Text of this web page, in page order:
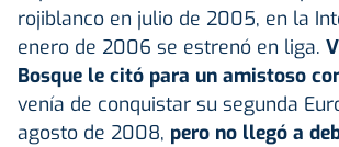
rojiblanco en julio de 2005, en la
enero de 2006 se estrenó en liga.
Bosque le citó para un amistoso
venía de conquistar su segunda
agosto de 2008, pero no llegó a